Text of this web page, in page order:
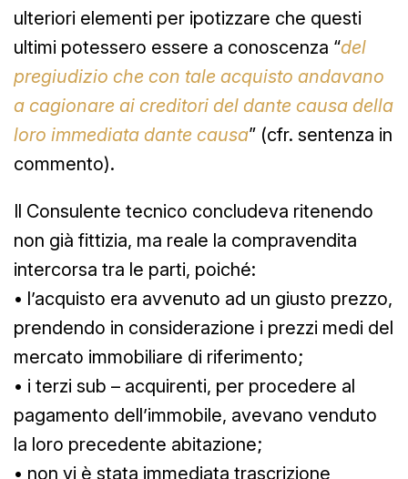
ulteriori elementi per ipotizzare che questi
ultimi potessero essere a conoscenza “del
pregiudizio che con tale acquisto andavano
a cagionare ai creditori del dante causa della
loro immediata dante causa” (cfr. sentenza in
commento).
Il Consulente tecnico concludeva ritenendo
non già fittizia, ma reale la compravendita
intercorsa tra le parti, poiché:
• l’acquisto era avvenuto ad un giusto prezzo,
prendendo in considerazione i prezzi medi del
mercato immobiliare di riferimento;
• i terzi sub – acquirenti, per procedere al
pagamento dell’immobile, avevano venduto
la loro precedente abitazione;
• non vi è stata immediata trascrizione